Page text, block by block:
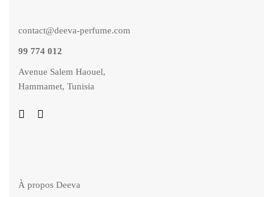
contact@deeva-perfume.com
99 774 012
Avenue Salem Haouel,
Hammamet, Tunisia
À propos Deeva